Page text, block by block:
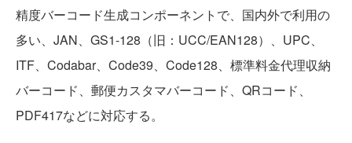
精度バーコード生成コンポーネントで、国内外で利用の
多い、JAN、GS1-128（旧：UCC/EAN128）、UPC、
ITF、Codabar、Code39、Code128、標準料金代理収納
バーコード、郵便カスタマバーコード、QRコード、
PDF417などに対応する。